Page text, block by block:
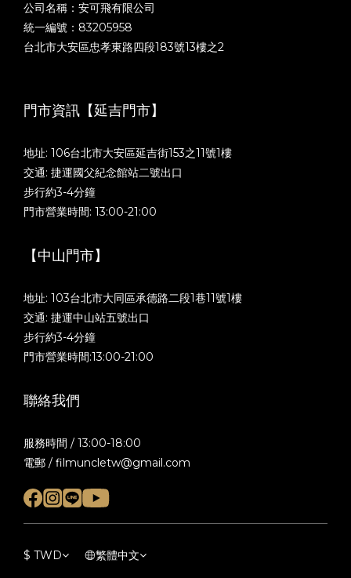
公司名稱：安可飛有限公司
統一編號：83205958
台北市大安區忠孝東路四段183號13樓之2
門市資訊【延吉門市】
地址: 106台北市大安區延吉街153之11號1樓
交通: 捷運國父紀念館站二號出口
步行約3-4分鐘
門市營業時間: 13:00-21:00
【中山門市】
地址: 103台北市大同區承德路二段1巷11號1樓
交通: 捷運中山站五號出口
步行約3-4分鐘
門市營業時間:13:00-21:00
聯絡我們
服務時間 / 13:00-18:00
電郵 / filmuncletw@gmail.com
$ TWD 繁體中文